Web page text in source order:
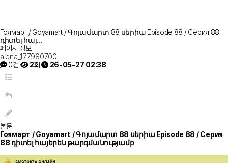
Гоямарт / Goyamart / Գոյամարտ 88 սերիա Episode 88 / Серия 88
դիտել հայ…
페이지 정보
alena_177980700…
0건
2회 26-05-27 02:38
본문
Гоямарт / Goyamart / Գոյամարտ 88 սերիա Episode 88 / Серия
88 դիտել հայերեն թարգմանությամբ